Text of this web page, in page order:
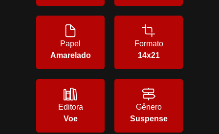
Papel
Amarelado
Formato
14x21
Editora
Voe
Gênero
Suspense